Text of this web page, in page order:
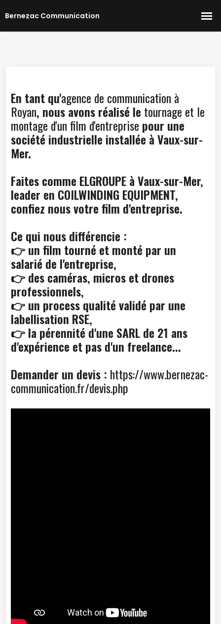
En tant qu'agence de communication à
Royan, nous avons réalisé le tournage et le
montage d'un film d'entreprise pour une
société industrielle installée à Vaux-sur-
Mer.
Faites comme ELGROUPE à Vaux-sur-Mer,
leader en COILWINDING EQUIPMENT,
confiez nous votre film d'entreprise.
Ce qui nous différencie :
👉 un film tourné et monté par un
salarié de l'entreprise,
👉 des caméras, micros et drones
professionnels,
👉 un process qualité validé par une
labellisation RSE,
👉 la pérennité d'une SARL de 21 ans
d'expérience et pas d'un freelance...
Demander un devis : https://www.bernezac-
communication.fr/devis.php